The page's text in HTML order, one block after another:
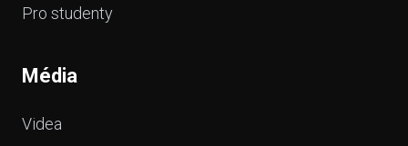
Pro studenty
Média
Videa